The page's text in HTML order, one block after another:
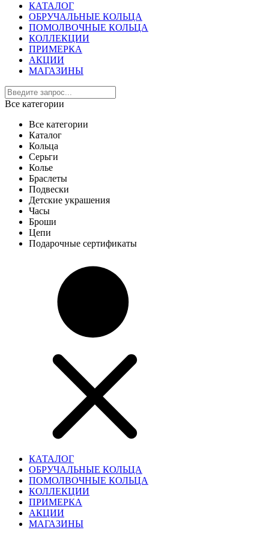
КАТАЛОГ
ОБРУЧАЛЬНЫЕ КОЛЬЦА
ПОМОЛВОЧНЫЕ КОЛЬЦА
КОЛЛЕКЦИИ
ПРИМЕРКА
АКЦИИ
МАГАЗИНЫ
Все категории
Все категории
Каталог
Кольца
Серьги
Колье
Браслеты
Подвески
Детские украшения
Часы
Броши
Цепи
Подарочные сертификаты
КАТАЛОГ
ОБРУЧАЛЬНЫЕ КОЛЬЦА
ПОМОЛВОЧНЫЕ КОЛЬЦА
КОЛЛЕКЦИИ
ПРИМЕРКА
АКЦИИ
МАГАЗИНЫ